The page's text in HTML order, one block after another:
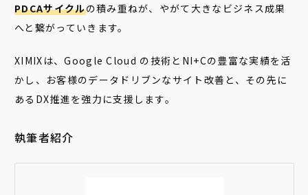
PDCAサイクルの積み重ねが、やがて大きなビジネス成果
へと繋がっていきます。
XIMIXは、Google Cloud の技術とNI+Cの豊富な実績を活
かし、お客様のデータドリブンなサイト改善と、その先に
あるDX推進を強力に支援します。
執筆者紹介